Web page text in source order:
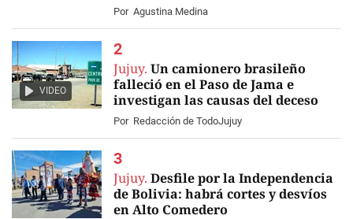
Por Agustina Medina
VIDEO
Jujuy. Un camionero brasileño
falleció en el Paso de Jama e
investigan las causas del deceso
Por Redacción de TodoJujuy
Jujuy. Desfile por la Independencia
de Bolivia: habrá cortes y desvíos
en Alto Comedero